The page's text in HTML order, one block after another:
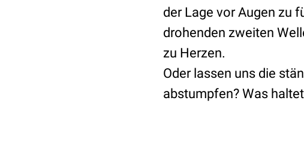
der Lage vor Augen zu
drohenden zweiten
zu Herzen.
Oder lassen uns die
abstumpfen? Was